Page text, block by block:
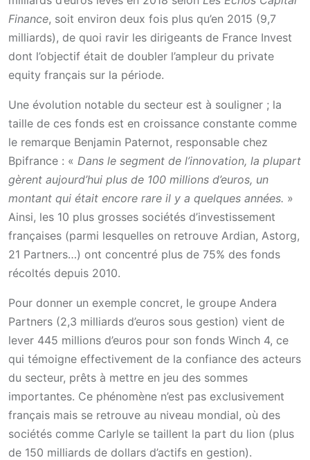
Finance, soit environ deux fois plus qu’en 2015 (9,7
milliards), de quoi ravir les dirigeants de France Invest
dont l’objectif était de doubler l’ampleur du private
equity français sur la période.
Une évolution notable du secteur est à souligner ; la
taille de ces fonds est en croissance constante comme
le remarque Benjamin Paternot, responsable chez
Bpifrance : « Dans le segment de l’innovation, la plupart
gèrent aujourd’hui plus de 100 millions d’euros, un
montant qui était encore rare il y a quelques années. »
Ainsi, les 10 plus grosses sociétés d’investissement
françaises (parmi lesquelles on retrouve Ardian, Astorg,
21 Partners…) ont concentré plus de 75% des fonds
récoltés depuis 2010.
Pour donner un exemple concret, le groupe Andera
Partners (2,3 milliards d’euros sous gestion) vient de
lever 445 millions d’euros pour son fonds Winch 4, ce
qui témoigne effectivement de la confiance des acteurs
du secteur, prêts à mettre en jeu des sommes
importantes. Ce phénomène n’est pas exclusivement
français mais se retrouve au niveau mondial, où des
sociétés comme Carlyle se taillent la part du lion (plus
de 150 milliards de dollars d’actifs en gestion).